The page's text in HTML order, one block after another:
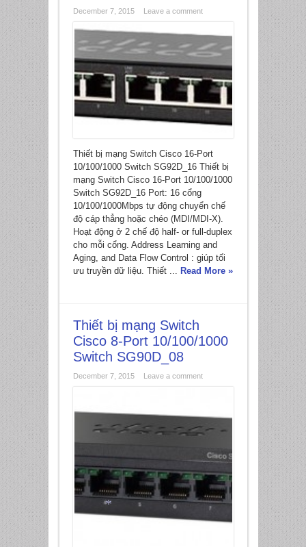
December 7, 2015 Leave a comment
Thiết bị mạng Switch Cisco 16-Port
10/100/1000 Switch SG92D_16 Thiết bị
mạng Switch Cisco 16-Port 10/100/1000
Switch SG92D_16 Port: 16 cổng
10/100/1000Mbps tự động chuyển chế
độ cáp thẳng hoặc chéo (MDI/MDI-X).
Hoạt động ở 2 chế độ half- or full-duplex
cho mỗi cổng. Address Learning and
Aging, and Data Flow Control : giúp tối
ưu truyền dữ liệu. Thiết ... Read More »
Thiết bị mạng Switch
Cisco 8-Port 10/100/1000
Switch SG90D_08
December 7, 2015 Leave a comment